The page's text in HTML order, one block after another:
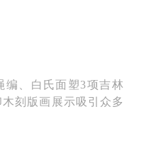
编、白氏面塑3项吉林
刻版画展示吸引众多